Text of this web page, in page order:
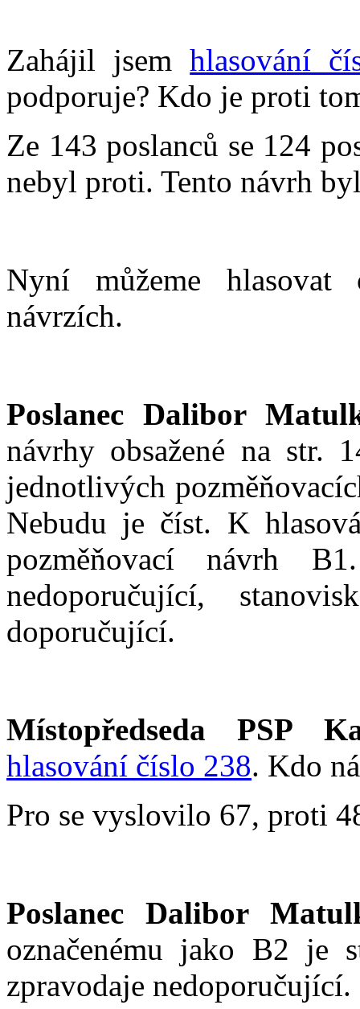
Zahájil jsemhlasování
podporuje? Kdo je proti
Ze 143 poslanců se 124
nebyl proti. Tento návrh
Nyní můžeme hlasovat
návrzích.
Poslanec Dalibor
návrhy obsažené na str.
jednotlivých
Nebudu je číst. K
pozměňovací návrh
nedoporučující,
doporučující.
Místopředseda PSP
hlasování číslo 238. Kdo
Pro se vyslovilo 67, proti
Poslanec Dalibor
označenému jako B2 je
zpravodaje nedoporučující.